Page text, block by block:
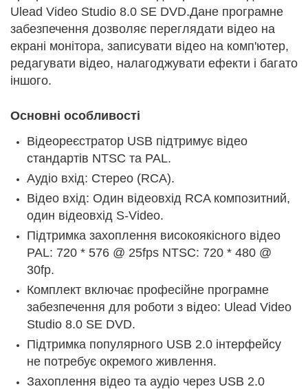
Ulead Video Studio 8.0 SE DVD.Дане програмне
забезпечення дозволяє переглядати відео на
екрані монітора, записувати відео на комп'ютер,
редагувати відео, налагоджувати ефекти і багато
іншого.
Основні особливості
Відеореєстратор USB підтримує відео
стандартів NTSC та PAL.
Аудіо вхід: Стерео (RCA).
Відео вхід: Один відеовхід RCA композитний,
один відеовхід S-Video.
Підтримка захоплення високоякісного відео
PAL: 720 * 576 @ 25fps NTSC: 720 * 480 @
30fp.
Комплект включає професійне програмне
забезпечення для роботи з відео: Ulead Video
Studio 8.0 SE DVD.
Підтримка популярного USB 2.0 інтерфейсу
не потребує окремого живлення.
Захоплення відео та аудіо через USB 2.0